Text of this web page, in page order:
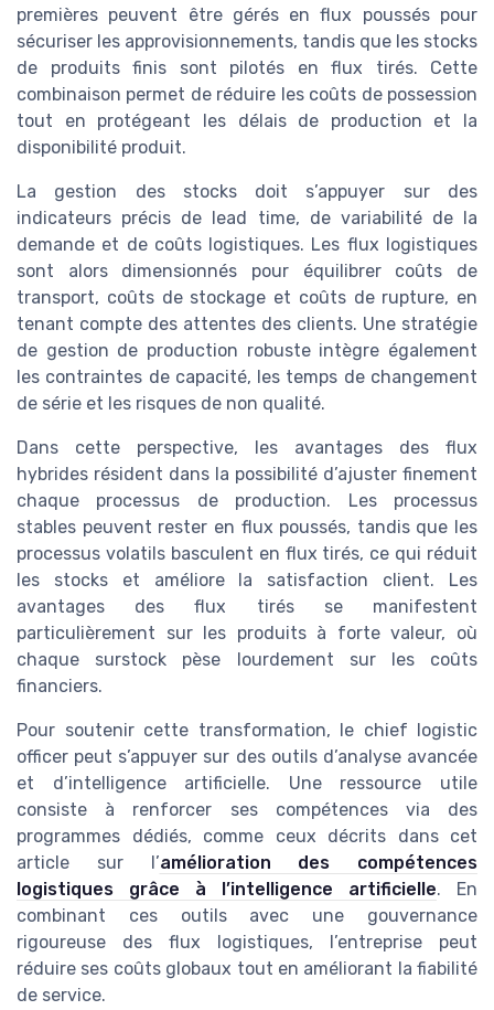
premières peuvent être gérés en flux poussés pour
sécuriser les approvisionnements, tandis que les stocks
de produits finis sont pilotés en flux tirés. Cette
combinaison permet de réduire les coûts de possession
tout en protégeant les délais de production et la
disponibilité produit.
La gestion des stocks doit s’appuyer sur des
indicateurs précis de lead time, de variabilité de la
demande et de coûts logistiques. Les flux logistiques
sont alors dimensionnés pour équilibrer coûts de
transport, coûts de stockage et coûts de rupture, en
tenant compte des attentes des clients. Une stratégie
de gestion de production robuste intègre également
les contraintes de capacité, les temps de changement
de série et les risques de non qualité.
Dans cette perspective, les avantages des flux
hybrides résident dans la possibilité d’ajuster finement
chaque processus de production. Les processus
stables peuvent rester en flux poussés, tandis que les
processus volatils basculent en flux tirés, ce qui réduit
les stocks et améliore la satisfaction client. Les
avantages des flux tirés se manifestent
particulièrement sur les produits à forte valeur, où
chaque surstock pèse lourdement sur les coûts
financiers.
Pour soutenir cette transformation, le chief logistic
officer peut s’appuyer sur des outils d’analyse avancée
et d’intelligence artificielle. Une ressource utile
consiste à renforcer ses compétences via des
programmes dédiés, comme ceux décrits dans cet
article sur l’amélioration des compétences
logistiques grâce à l’intelligence artificielle. En
combinant ces outils avec une gouvernance
rigoureuse des flux logistiques, l’entreprise peut
réduire ses coûts globaux tout en améliorant la fiabilité
de service.